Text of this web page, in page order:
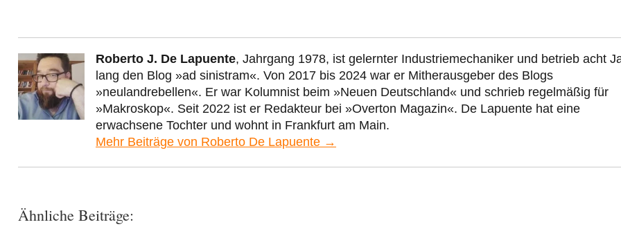
Roberto J. De Lapuente, Jahrgang 1978, ist gelernter Industriemechaniker und betrieb acht
lang den Blog »ad sinistram«. Von 2017 bis 2024 war er Mitherausgeber des Blogs
»neulandrebellen«. Er war Kolumnist beim »Neuen Deutschland« und schrieb regelmäßig für
»Makroskop«. Seit 2022 ist er Redakteur bei »Overton Magazin«. De Lapuente hat eine
erwachsene Tochter und wohnt in Frankfurt am Main.
Mehr Beiträge von Roberto De Lapuente →
Ähnliche Beiträge: